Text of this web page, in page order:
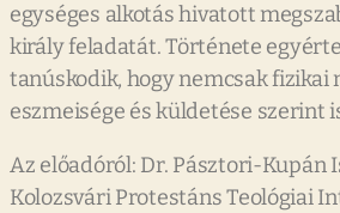
egységes alkotás hivatott
király feladatát. Története
tanúskodik, hogy nemcsak fizikai
eszmeisége és küldetése szerint
Az előadóról: Dr. Pásztori-Kupán
Kolozsvári Protestáns Teológiai